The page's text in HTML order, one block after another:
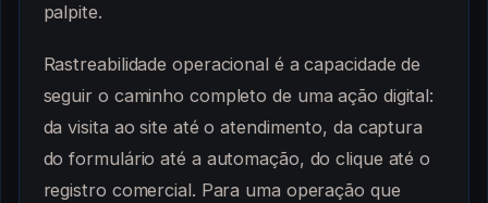
palpite.
Rastreabilidade operacional é a capacidade de
seguir o caminho completo de uma ação digital:
da visita ao site até o atendimento, da captura
do formulário até a automação, do clique até o
registro comercial. Para uma operação que